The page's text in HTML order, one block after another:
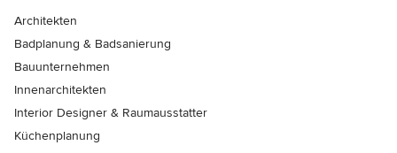
Architekten
Badplanung & Badsanierung
Bauunternehmen
Innenarchitekten
Interior Designer & Raumausstatter
Küchenplanung